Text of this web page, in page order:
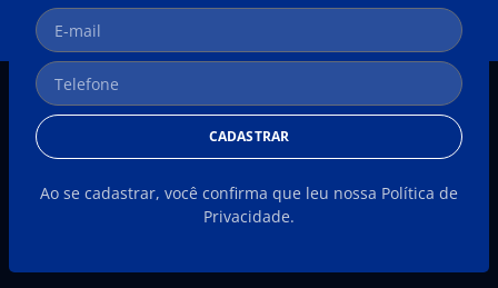
CADASTRAR
Ao se cadastrar, você confirma que leu nossa Política de
Privacidade.